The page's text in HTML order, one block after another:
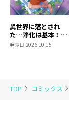
TOP コミックス
異世界に落とされ
た…浄化は基本！
@COMIC 第7巻
発売日:2026.10.15